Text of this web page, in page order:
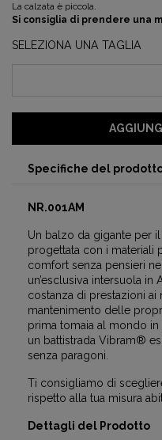
La calzata è piccola.
Si consiglia di prendere una
SELEZIONA UNA TAGLIA
Specifiche del
NR.001AM
Un balzo da gigante per
progettata con i materiali
comfort senza pensieri
un’esclusiva intersuola in
costanza di prestazioni ai
mantenimento delle
prima tomaia al mondo
un battistrada Vibram®
senza paragoni.
Ti consigliamo di
rispetto alla tua misura
Dettagli del Prodotto